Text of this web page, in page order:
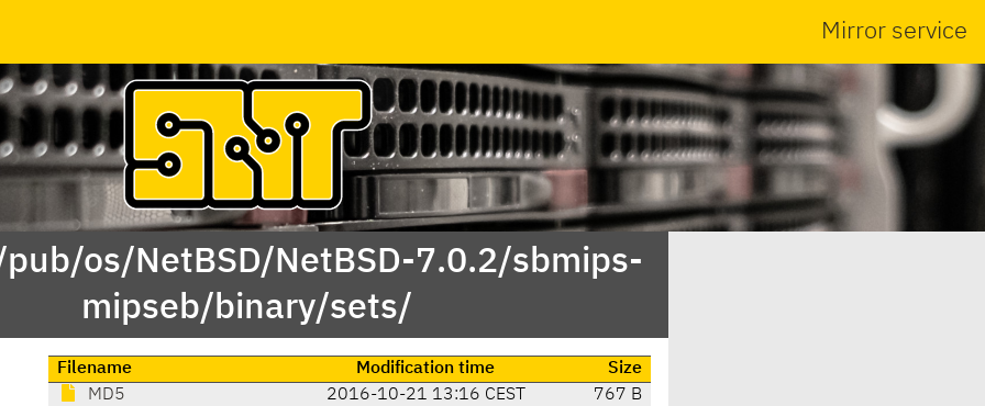
Mirror service
os/NetBSD/NetBSD-7.0.2/sbmips-
mipseb/binary/sets/
Filename Modification time
Size
MD5
2016-10-21 13:16 CEST
767 B